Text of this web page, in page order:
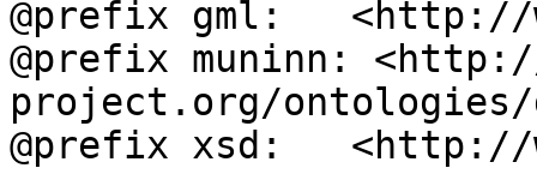
@prefix gml:   <http://
@prefix muninn:
project.org/ontologies/
@prefix xsd:   <http://